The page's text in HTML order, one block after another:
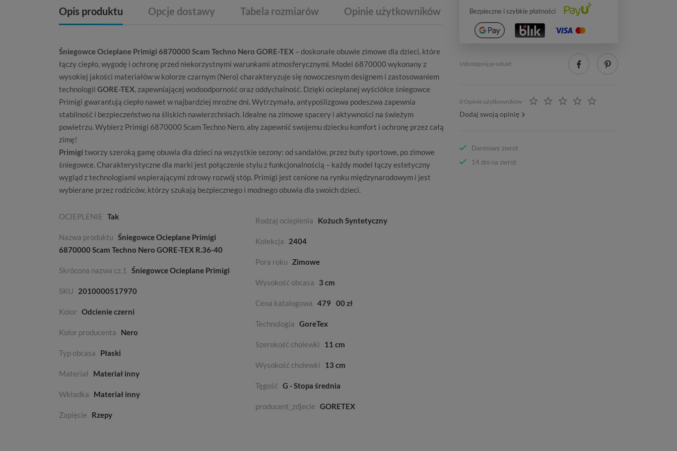
Opis produktu Opcje dostawy Tabela rozmiarów Opinie użytkowników
Śniegowce Ocieplane Primigi 6870000 Scam Techno Nero GORE-TEX – doskonałe obuwie zimowe dla dzieci, które
łączy ciepło, wygodę i ochronę przed niekorzystnymi warunkami atmosferycznymi. Model 6870000 wykonany z
wysokiej jakości materiałów w kolorze czarnym (Nero) charakteryzuje się nowoczesnym designem i zastosowaniem
technologii GORE-TEX, zapewniającej wodoodporność oraz oddychalność. Dzięki ocieplanej wyściółce śniegowce
Primigi gwarantują ciepło nawet w najbardziej mroźne dni. Wytrzymała, antypoślizgowa podeszwa zapewnia
stabilność i bezpieczeństwo na śliskich nawierzchniach. Idealne na zimowe spacery i aktywności na świeżym
powietrzu. Wybierz Primigi 6870000 Scam Techno Nero, aby zapewnić swojemu dziecku komfort i ochronę przez całą
zimę!
Primigi tworzy szeroką gamę obuwia dla dzieci na wszystkie sezony: od sandałów, przez buty sportowe, po zimowe
śniegowce. Charakterystyczne dla marki jest połączenie stylu z funkcjonalnością – każdy model łączy estetyczny
wygląd z technologiami wspierającymi zdrowy rozwój stóp. Primigi jest cenione na rynku międzynarodowym i jest
wybierane przez rodziców, którzy szukają bezpiecznego i modnego obuwia dla swoich dzieci.
OCIEPLENIE Tak
Nazwa produktu Śniegowce Ocieplane Primigi
6870000 Scam Techno Nero GORE-TEX R.36-40
Skrócona nazwa cz.1 Śniegowce Ocieplane Primigi
SKU 2010000517970
Kolor Odcienie czerni
Kolor producenta Nero
Typ obcasa Płaski
Materiał Materiał inny
Wkładka Materiał inny
Zapięcie Rzepy
Rodzaj ocieplenia Kożuch Syntetyczny
Kolekcja 2404
Pora roku Zimowe
Wysokość obcasa 3 cm
Cena katalogowa 479 00 zł
Technologia GoreTex
Szerokość cholewki 11 cm
Wysokość cholewki 13 cm
Tęgość G - Stopa średnia
producent_zdjecie GORETEX
Bezpieczne i szybkie płatności
Udostępnij produkt:
0 Opinie użytkowników
Dodaj swoją opinię
Darmowy zwrot
14 dni na zwrot